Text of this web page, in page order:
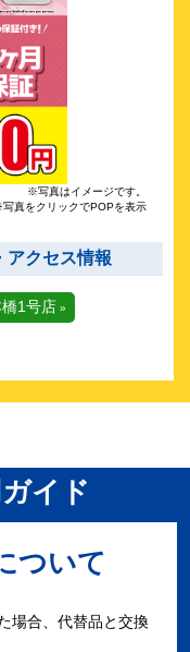
※写真はイメージです。
真をクリックでPOPを表示
アクセス情報
橋1号店
イド
ついて
場合、代替品と交換